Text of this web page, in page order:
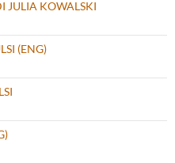
JULIA KOWALSKI
(ENG)